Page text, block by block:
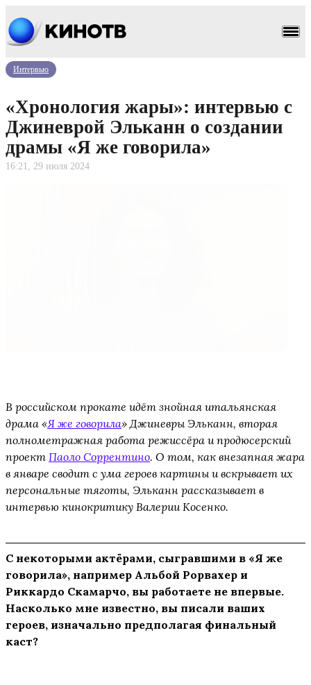
Интервью
«Хронология жары»: интервью с
Джиневрой Эльканн о создании
драмы «Я же говорила»
16:21, 29 июля 2024
В российском прокате идёт знойная итальянская
драма «Я же говорила» Джиневры Эльканн, вторая
полнометражная работа режиссёра и продюсерский
проект Паоло Соррентино. О том, как внезапная жара
в январе сводит с ума героев картины и вскрывает их
персональные тяготы, Эльканн рассказывает в
интервью кинокритику Валерии Косенко.
С некоторыми актёрами, сыгравшими в «Я же
говорила», например Альбой Рорвахер и
Риккардо Скамарчо, вы работаете не впервые.
Насколько мне известно, вы писали ваших
героев, изначально предполагая финальный
каст?